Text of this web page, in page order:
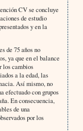
CV se concluye
de estudio
y en la
de 75 años no
ya que en el balance
los cambios
a la edad, las
Así mismo, no
efectuado con grupos
En consecuencia,
de una
por los